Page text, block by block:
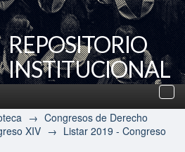
REPOSITORIO
INSTITUCIONAL
→ Congresos de Derecho
XIV → Listar 2019 - Congreso